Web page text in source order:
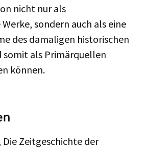
nicht nur als
sondern auch als eine
des damaligen historischen
somit als Primärquellen
können.
Die Zeitgeschichte der